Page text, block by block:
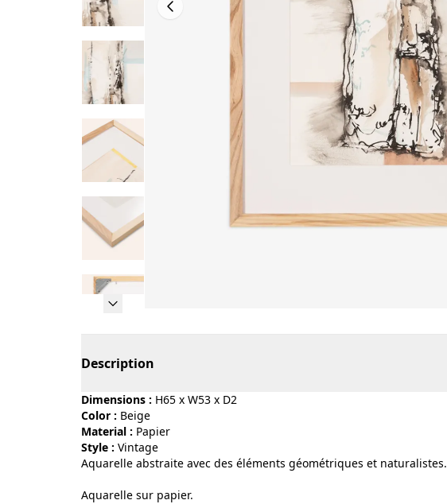
Description
Dimensions : H65 x W53 x D2
Color :
beige
Material :
papier
Style :
vintage
Aquarelle abstraite avec des éléments géométriques et naturalistes.
Aquarelle sur papier.